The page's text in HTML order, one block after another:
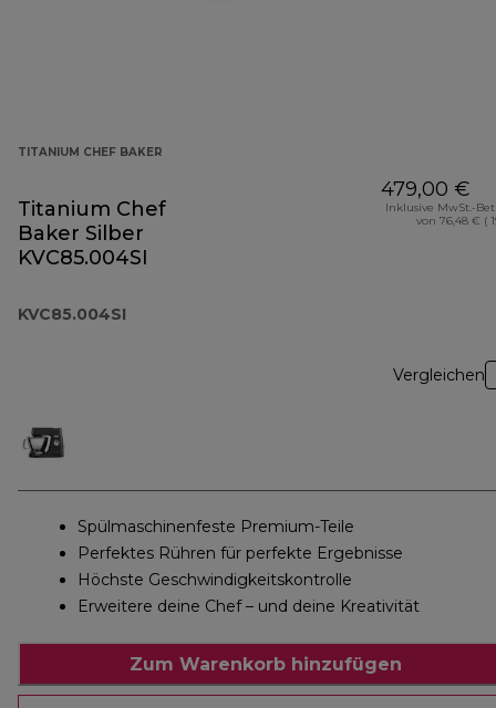
TITANIUM CHEF BAKER
Titanium Chef
Baker Silber
KVC85.004SI
KVC85.004SI
479,00 €
Inklusive MwSt.-
von 76,48 € (
Vergleichen
Spülmaschinenfeste Premium-Teile
Perfektes Rühren für perfekte Ergebnisse
Höchste Geschwindigkeitskontrolle
Erweitere deine Chef – und deine Kreativität
Zum Warenkorb hinzufügen